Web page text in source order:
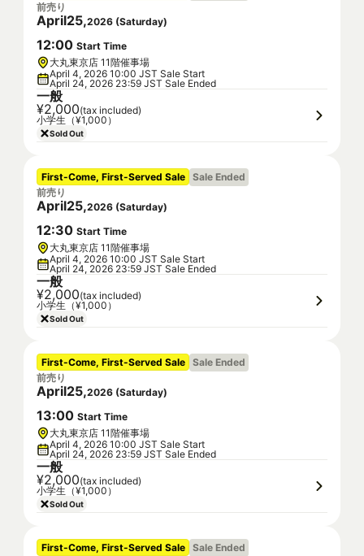
前売り
April25,2026 (Saturday)
12:00 Start Time
大丸東京店 11階催事場
April 4, 2026 10:00 JST Sale Start
April 24, 2026 23:59 JST Sale Ended
一般
¥2,000(tax included)
小学生（¥1,000）
Sold Out
First-Come, First-Served Sale Sale Ended
前売り
April25,2026 (Saturday)
12:30 Start Time
大丸東京店 11階催事場
April 4, 2026 10:00 JST Sale Start
April 24, 2026 23:59 JST Sale Ended
一般
¥2,000(tax included)
小学生（¥1,000）
Sold Out
First-Come, First-Served Sale Sale Ended
前売り
April25,2026 (Saturday)
13:00 Start Time
大丸東京店 11階催事場
April 4, 2026 10:00 JST Sale Start
April 24, 2026 23:59 JST Sale Ended
一般
¥2,000(tax included)
小学生（¥1,000）
Sold Out
First-Come, First-Served Sale Sale Ended